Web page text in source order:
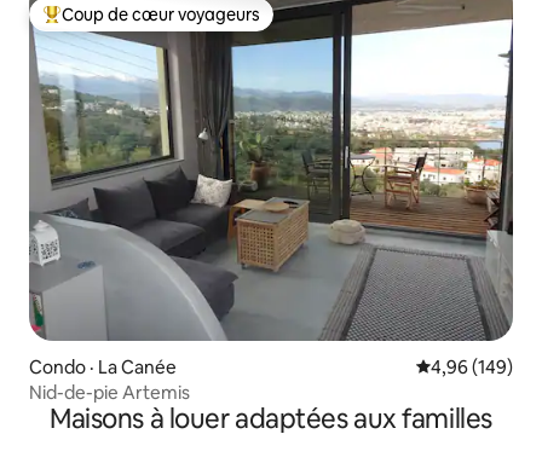
Coup de cœur voyageurs parmi les plus aimés
Coup de cœur voyageurs
Condo · La Canée Note
4,96 (149)
Nid-de-pie Artemis
Maisons à louer adaptées aux familles